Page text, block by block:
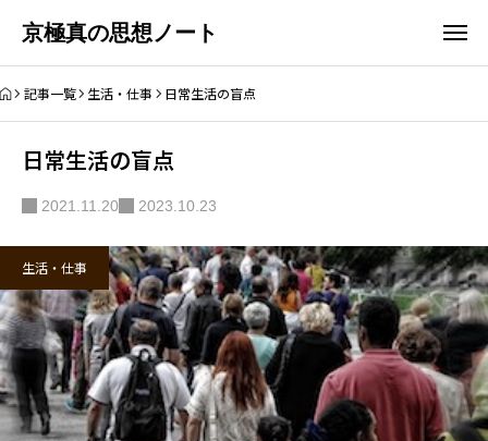
京極真の思想ノート
記事一覧 生活・仕事 日常生活の盲点
日常生活の盲点
2021.11.20 2023.10.23
生活・仕事